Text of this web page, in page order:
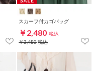
スカーフ付カゴバッグ
￥2,480 税込
￥3,480税込